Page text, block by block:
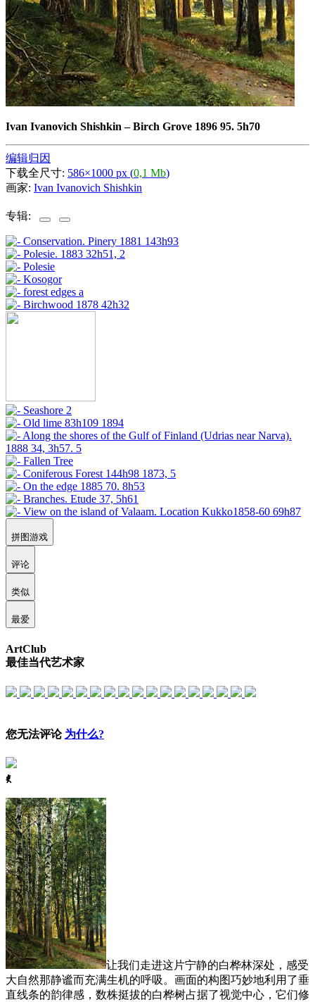
Ivan Ivanovich Shishkin –Birch Grove 1896 95. 5h70
编辑归因
下载全尺寸: 586×1000 px (0,1 Mb)
画家: Ivan Ivanovich Shishkin
专辑:
拼图游戏
评论
类似
最爱
ArtClub
最佳当代艺术家
您无法评论 为什么?
ꈅ
让我们走进这片宁静的白桦林深处，感受
大自然那静谧而充满生机的呼吸。画面的构图巧妙地利用了垂
直线条的韵律感，数株挺拔的白桦树占据了视觉中心，它们修